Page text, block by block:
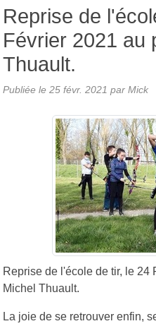
Reprise de
Février 2021 au
Thuault.
Publiée le 25 févr. 2021 par Mick
Reprise de l'école de tir, le 24
Michel Thuault.
La joie de se retrouver enfin,